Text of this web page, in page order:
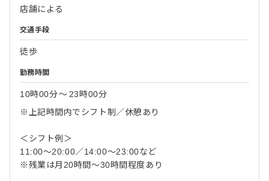
店舗による
交通手段
徒歩
勤務時間
10時00分〜 23時00分
※上記時間内でシフト制／休憩あり
＜シフト例＞
11:00～20:00／14:00～23:00など
※残業は月20時間～30時間程度あり